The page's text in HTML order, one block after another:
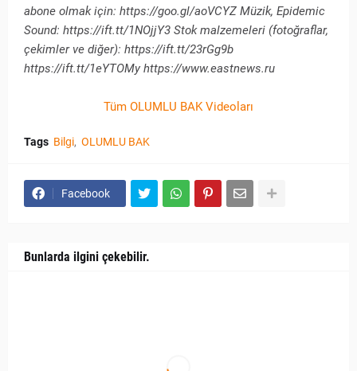
abone olmak için: https://goo.gl/aoVCYZ Müzik, Epidemic
Sound: https://ift.tt/1NOjjY3 Stok malzemeleri (fotoğraflar,
çekimler ve diğer): https://ift.tt/23rGg9b
https://ift.tt/1eYTOMy https://www.eastnews.ru
Tüm OLUMLU BAK Videoları
Tags Bilgi OLUMLU BAK
Facebook
Bunlarda ilgini çekebilir.